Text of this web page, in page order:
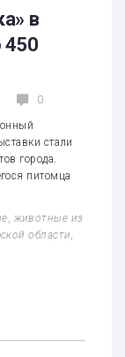
в
450
0
стали
города.
питомца
, животные из
области,